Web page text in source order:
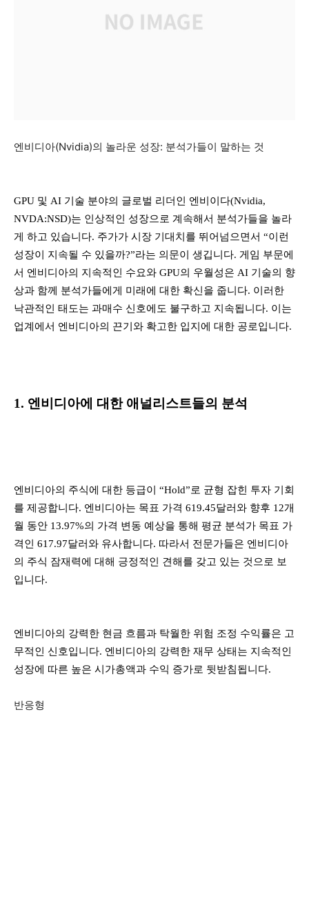
엔비디아(Nvidia)의 놀라운 성장: 분석가들이 말하는 것
GPU 및 AI 기술 분야의 글로벌 리더인 엔비이다(Nvidia,
NVDA:NSD)는 인상적인 성장으로 계속해서 분석가들을 놀라
게 하고 있습니다. 주가가 시장 기대치를 뛰어넘으면서 “이런
성장이 지속될 수 있을까?”라는 의문이 생깁니다. 게임 부문에
서 엔비디아의 지속적인 수요와 GPU의 우월성은 AI 기술의 향
상과 함께 분석가들에게 미래에 대한 확신을 줍니다. 이러한
낙관적인 태도는 과매수 신호에도 불구하고 지속됩니다. 이는
업계에서 엔비디아의 끈기와 확고한 입지에 대한 공로입니다.
1. 엔비디아에 대한 애널리스트들의 분석
엔비디아의 주식에 대한 등급이 “Hold”로 균형 잡힌 투자 기회
를 제공합니다. 엔비디아는 목표 가격 619.45달러와 향후 12개
월 동안 13.97%의 가격 변동 예상을 통해 평균 분석가 목표 가
격인 617.97달러와 유사합니다. 따라서 전문가들은 엔비디아
의 주식 잠재력에 대해 긍정적인 견해를 갖고 있는 것으로 보
입니다.
엔비디아의 강력한 현금 흐름과 탁월한 위험 조정 수익률은 고
무적인 신호입니다. 엔비디아의 강력한 재무 상태는 지속적인
성장에 따른 높은 시가총액과 수익 증가로 뒷받침됩니다.
반응형